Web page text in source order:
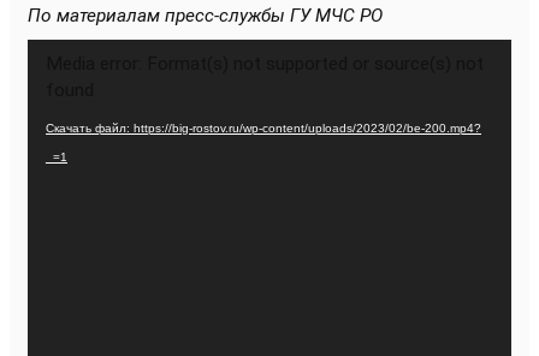
По материалам пресс-службы ГУ МЧС РО
Скачать файл: https://big-rostov.ru/wp-content/uploads/2023/02/be-200.mp4?
_=1